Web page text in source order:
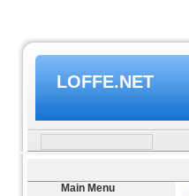
LOFFE.NET
Main Menu